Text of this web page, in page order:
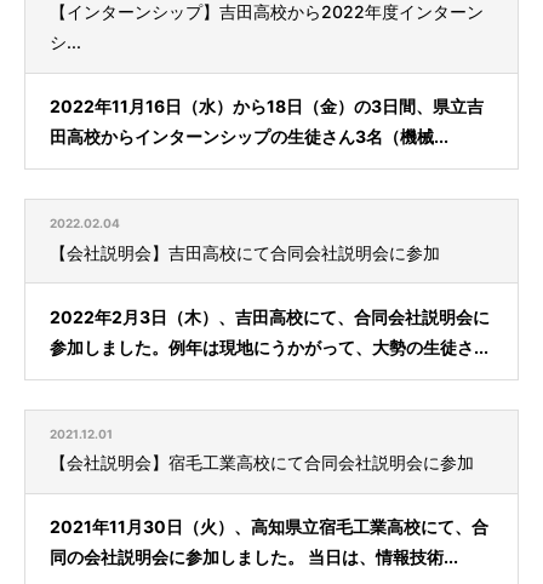
【インターンシップ】吉田高校から2022年度インターン
シ...
2022年11月16日（水）から18日（金）の3日間、県立吉
田高校からインターンシップの生徒さん3名（機械...
2022.02.04
【会社説明会】吉田高校にて合同会社説明会に参加
2022年2月3日（木）、吉田高校にて、合同会社説明会に
参加しました。例年は現地にうかがって、大勢の生徒さ...
2021.12.01
【会社説明会】宿毛工業高校にて合同会社説明会に参加
2021年11月30日（火）、高知県立宿毛工業高校にて、合
同の会社説明会に参加しました。 当日は、情報技術...